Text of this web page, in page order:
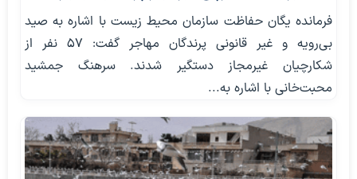
فرمانده یگان حفاظت سازمان محیط زیست با اشاره به صید
بی‌رویه و غیر قانونی پرندگان مهاجر گفت: ۵۷ نفر از
شکارچیان غیرمجاز دستگیر شدند. سرهنگ جمشید
محبت‌خانی با اشاره به...